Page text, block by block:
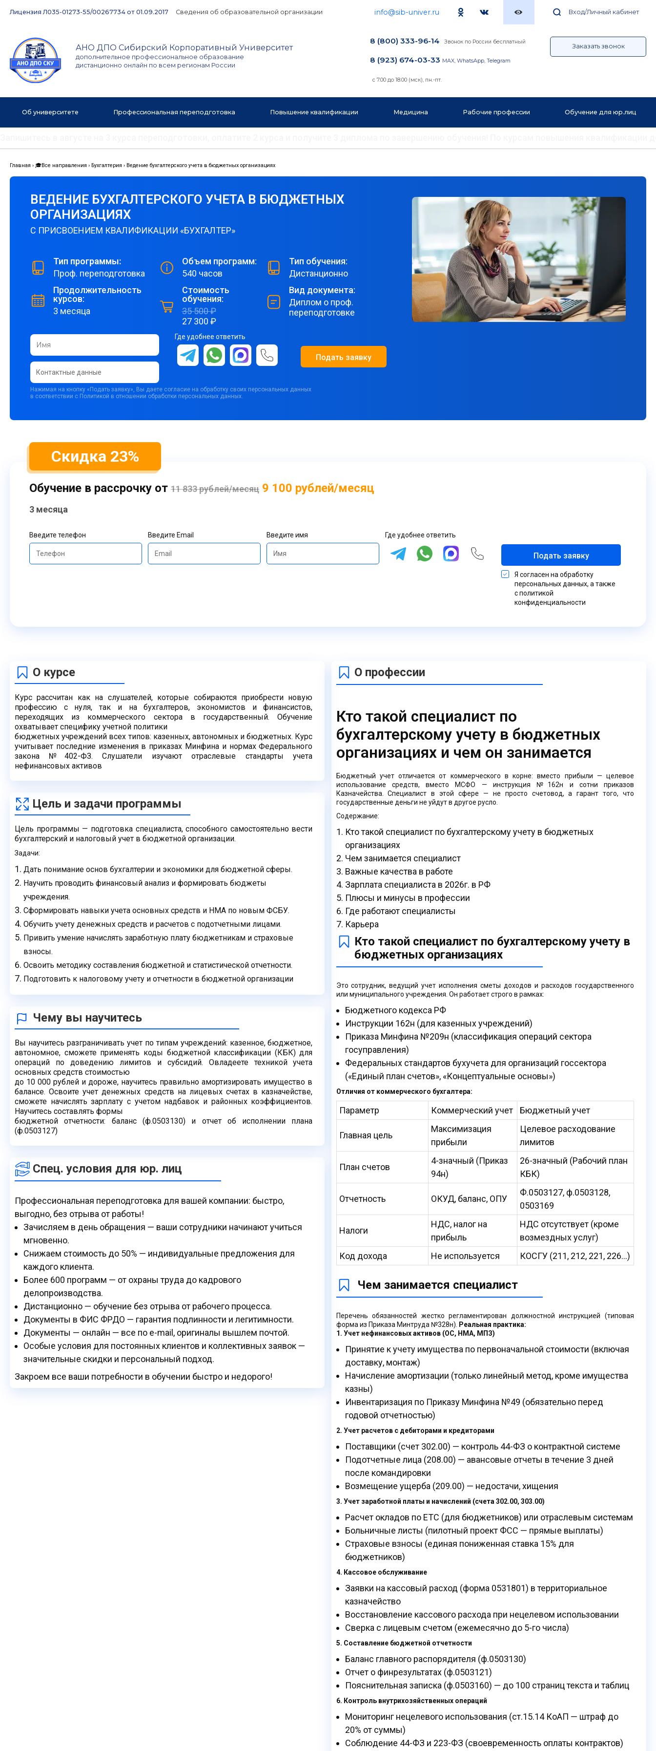
Лицензия Л035-01273-55/00267734 от 01.09.2017 Сведения об образовательной организации info@sib-univer.ru Вход/Личный кабинет
АНО ДПО Сибирский Корпоративный Университет
дополнительное профессиональное образование
дистанционно онлайн по всем регионам России
8 (800) 333-96-14 Звонок по России бесплатный
8 (923) 674-03-33 MAX, WhatsApp, Telegram
с 7.00 до 18.00 (мск), пн.-пт.
Заказать звонок
Об университете Профессиональная переподготовка Повышение квалификации Медицина Рабочие профессии Обучение для юр.лиц
Главная › 🎓Все направления › Бухгалтерия › Ведение бухгалтерского учета в бюджетных организациях
ВЕДЕНИЕ БУХГАЛТЕРСКОГО УЧЕТА В БЮДЖЕТНЫХ
ОРГАНИЗАЦИЯХ
С ПРИСВОЕНИЕМ КВАЛИФИКАЦИИ «БУХГАЛТЕР»
Тип программы:
Проф. переподготовка
Продолжительность
курсов:
3 месяца
Объем программ:
540 часов
Стоимость
обучения:
35 500 ₽
27 300 ₽
Тип обучения:
Дистанционно
Вид документа:
Диплом о проф.
переподготовке
Где удобнее ответить
Подать заявку
Нажимая на кнопку «Подать заявку», Вы даете согласие на обработку своих персональных данных
в соответствии с Политикой в отношении обработки персональных данных.
Скидка 23%
Обучение в рассрочку от 11 833 рублей/месяц 9 100 рублей/месяц
3 месяца
Введите телефон Введите Email Введите имя Где удобнее ответить
Подать заявку
Я согласен на обработку
персональных данных, а также
с политикой
конфиденциальности
О курсе
Курс рассчитан как на слушателей, которые собираются приобрести новую
профессию с нуля, так и на бухгалтеров, экономистов и финансистов,
переходящих из коммерческого сектора в государственный. Обучение
охватывает специфику учетной политики
бюджетных учреждений всех типов: казенных, автономных и бюджетных. Курс
учитывает последние изменения в приказах Минфина и нормах Федерального
закона №402-ФЗ. Слушатели изучают отраслевые стандарты учета
нефинансовых активов
Цель и задачи программы
Цель программы — подготовка специалиста, способного самостоятельно вести
бухгалтерский и налоговый учет в бюджетной организации.
Задачи:
Дать понимание основ бухгалтерии и экономики для бюджетной сферы.
Научить проводить финансовый анализ и формировать бюджеты
учреждения.
Сформировать навыки учета основных средств и НМА по новым ФСБУ.
Обучить учету денежных средств и расчетов с подотчетными лицами.
Привить умение начислять заработную плату бюджетникам и страховые
взносы.
Освоить методику составления бюджетной и статистической отчетности.
Подготовить к налоговому учету и отчетности в бюджетной организации
Чему вы научитесь
Вы научитесь разграничивать учет по типам учреждений: казенное, бюджетное,
автономное, сможете применять коды бюджетной классификации (КБК) для
операций по доведению лимитов и субсидий. Овладеете техникой учета
основных средств стоимостью
до 10 000 рублей и дороже, научитесь правильно амортизировать имущество в
балансе. Освоите учет денежных средств на лицевых счетах в казначействе,
сможете начислять зарплату с учетом надбавок и районных коэффициентов.
Научитесь составлять формы
бюджетной отчетности: баланс (ф.0503130) и отчет об исполнении плана
(ф.0503127)
Спец. условия для юр. лиц
Профессиональная переподготовка для вашей компании: быстро,
выгодно, без отрыва от работы!
Зачисляем в день обращения — ваши сотрудники начинают учиться
мгновенно.
Снижаем стоимость до 50% — индивидуальные предложения для
каждого клиента.
Более 600 программ — от охраны труда до кадрового
делопроизводства.
Дистанционно — обучение без отрыва от рабочего процесса.
Документы в ФИС ФРДО — гарантия подлинности и легитимности.
Документы — онлайн — все по e-mail, оригиналы вышлем почтой.
Особые условия для постоянных клиентов и коллективных заявок —
значительные скидки и персональный подход.
Закроем все ваши потребности в обучении быстро и недорого!
О профессии
Кто такой специалист по
бухгалтерскому учету в бюджетных
организациях и чем он занимается
Бюджетный учет отличается от коммерческого в корне: вместо прибыли — целевое
использование средств, вместо МСФО — инструкция №162н и сотни приказов
Казначейства. Специалист в этой сфере — не просто счетовод, а гарант того, что
государственные деньги не уйдут в другое русло.
Содержание:
Кто такой специалист по бухгалтерскому учету в бюджетных
организациях
Чем занимается специалист
Важные качества в работе
Зарплата специалиста в 2026г. в РФ
Плюсы и минусы в профессии
Где работают специалисты
Карьера
Кто такой специалист по бухгалтерскому учету в
бюджетных организациях
Это сотрудник, ведущий учет исполнения сметы доходов и расходов государственного
или муниципального учреждения. Он работает строго в рамках:
Бюджетного кодекса РФ
Инструкции 162н (для казенных учреждений)
Приказа Минфина №209н (классификация операций сектора
госуправления)
Федеральных стандартов бухучета для организаций госсектора
(«Единый план счетов», «Концептуальные основы»)
Отличия от коммерческого бухгалтера:
Параметр Коммерческий учет Бюджетный учет
Главная цель
Максимизация
прибыли
Целевое расходование
лимитов
План счетов
4-значный (Приказ
94н)
26-значный (Рабочий план
КБК)
Отчетность ОКУД, баланс, ОПУ
Ф.0503127, ф.0503128,
0503169
Налоги
НДС, налог на
прибыль
НДС отсутствует (кроме
возмездных услуг)
Код дохода
Не используется КОСГУ (211, 212, 221, 226…)
Чем занимается специалист
Перечень обязанностей жестко регламентирован должностной инструкцией (типовая
форма из Приказа Минтруда №328н).
Реальная практика:
1. Учет нефинансовых активов (ОС, НМА, МПЗ)
Принятие к учету имущества по первоначальной стоимости (включая
доставку, монтаж)
Начисление амортизации (только линейный метод, кроме имущества
казны)
Инвентаризация по Приказу Минфина №49 (обязательно перед
годовой отчетностью)
2. Учет расчетов с дебиторами и кредиторами
Поставщики (счет 302.00) — контроль 44-ФЗ о контрактной системе
Подотчетные лица (208.00) — авансовые отчеты в течение 3 дней
после командировки
Возмещение ущерба (209.00) — недостачи, хищения
3. Учет заработной платы и начислений (счета 302.00, 303.00)
Расчет окладов по ЕТС (для бюджетников) или отраслевым системам
Больничные листы (пилотный проект ФСС — прямые выплаты)
Страховые взносы (единая пониженная ставка 15% для
бюджетников)
4. Кассовое обслуживание
Заявки на кассовый расход (форма 0531801) в территориальное
казначейство
Восстановление кассового расхода при нецелевом использовании
Сверка с лицевым счетом (ежемесячно до 5-го числа)
5. Составление бюджетной отчетности
Баланс главного распорядителя (ф.0503130)
Отчет о финрезультатах (ф.0503121)
Пояснительная записка (ф.0503160) — до 100 страниц текста и таблиц
6. Контроль внутрихозяйственных операций
Мониторинг нецелевого использования (ст.15.14 КоАП — штраф до
20% от суммы)
Соблюдение 44-ФЗ и 223-ФЗ (своевременность оплаты контрактов)